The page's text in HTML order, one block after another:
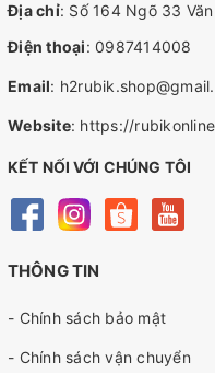
Địa chỉ: Số 164 Ngõ 33
Điện thoại: 0987414008
Email:
Website: https://
KẾT NỐI VỚI CHÚNG TÔI
THÔNG TIN
- Chính sách bảo mật
- Chính sách vận chuyển